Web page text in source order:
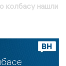
колбасу нашли